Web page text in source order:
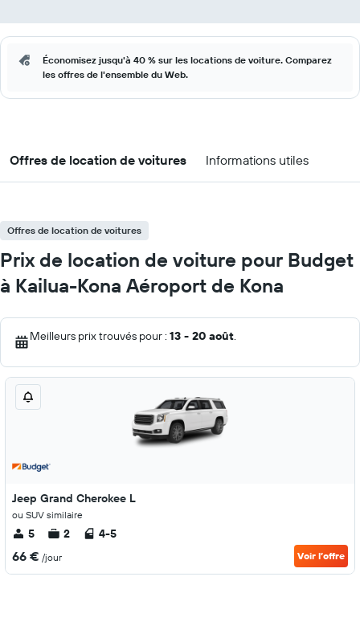
Économisez jusqu'à 40 % sur les locations de voiture. Comparez
les offres de l'ensemble du Web.
Offres de location de voitures Informations utiles
Offres de location de voitures
Prix de location de voiture pour Budget
à Kailua-Kona Aéroport de Kona
Meilleurs prix trouvés pour : 13 - 20 août.
Jeep Grand Cherokee L
ou SUV similaire
5 2 4-5
66 € /jour Voir l’offre